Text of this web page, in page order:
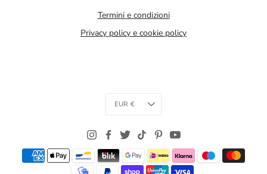
Termini e condizioni
Privacy policy e cookie policy
Currency
EUR €